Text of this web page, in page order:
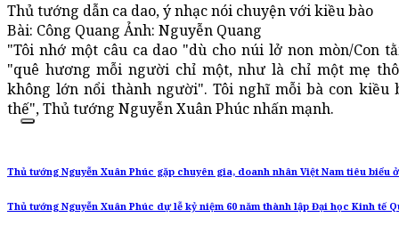
Thủ tướng dẫn ca dao, ý nhạc nói chuyện với kiều bào
Bài: Công Quang Ảnh: Nguyễn Quang
"Tôi nhớ một câu ca dao "dù cho núi lở non mòn/Con
"quê hương mỗi người chỉ một, như là chỉ một mẹ
không lớn nổi thành người". Tôi nghĩ mỗi bà con kiều
thế", Thủ tướng Nguyễn Xuân Phúc nhấn mạnh.
Thủ tướng Nguyễn Xuân Phúc gặp chuyên gia, doanh nhân Việt Nam tiêu biểu
Thủ tướng Nguyễn Xuân Phúc dự lễ kỷ niệm 60 năm thành lập Đại học Kinh tế